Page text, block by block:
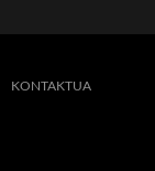
KONTAKTUA